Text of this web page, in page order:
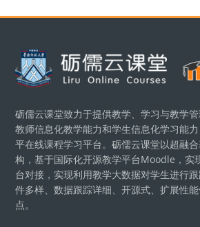
版块
砺儒云课堂致力于提供教学、学习与教学
教师信息化教学能力和学生信息化学习能
平在线课程学习平台。砺儒云课堂以超融
构，基于国际化开源教学平台Moodle，实
台对接，实现利用教学大数据对学生进行
件多样、数据跟踪详细、开源式、扩展性
点。